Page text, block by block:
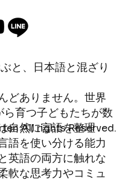
All rights Reserved.
と、日本語と混ざり
どありません。世界
育つ子どもたちが数
自然に言語を整理
語を使い分ける能力
英語の両方に触れな
軟な思考力やコミュ